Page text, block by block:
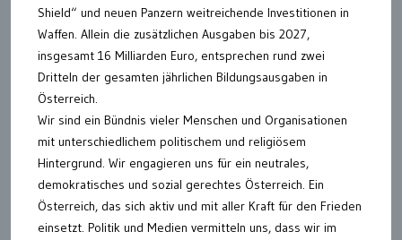
Shield“ und neuen Panzern weitreichende Investitionen in
Waffen. Allein die zusätzlichen Ausgaben bis 2027,
insgesamt 16 Milliarden Euro, entsprechen rund zwei
Dritteln der gesamten jährlichen Bildungsausgaben in
Österreich.
Wir sind ein Bündnis vieler Menschen und Organisationen
mit unterschiedlichem politischem und religiösem
Hintergrund. Wir engagieren uns für ein neutrales,
demokratisches und sozial gerechtes Österreich. Ein
Österreich, das sich aktiv und mit aller Kraft für den Frieden
einsetzt. Politik und Medien vermitteln uns, dass wir im